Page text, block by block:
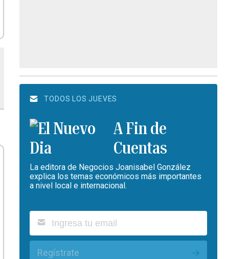
TODOS LOS JUEVES
A Fin de
Cuentas
La editora de Negocios Joanisabel González
explica los temas económicos más importantes
a nivel local e internacional.
Regístrate